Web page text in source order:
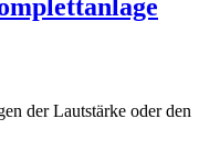
der Lautstärke oder den